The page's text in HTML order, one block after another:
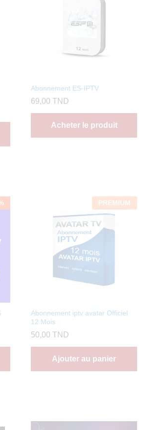
Abonnement ES-IPTV
69,00TND
Acheter le produit
PREMIUM
Abonnement iptv avatar Officiel
12 Mois
50,00TND
Ajouter au panier